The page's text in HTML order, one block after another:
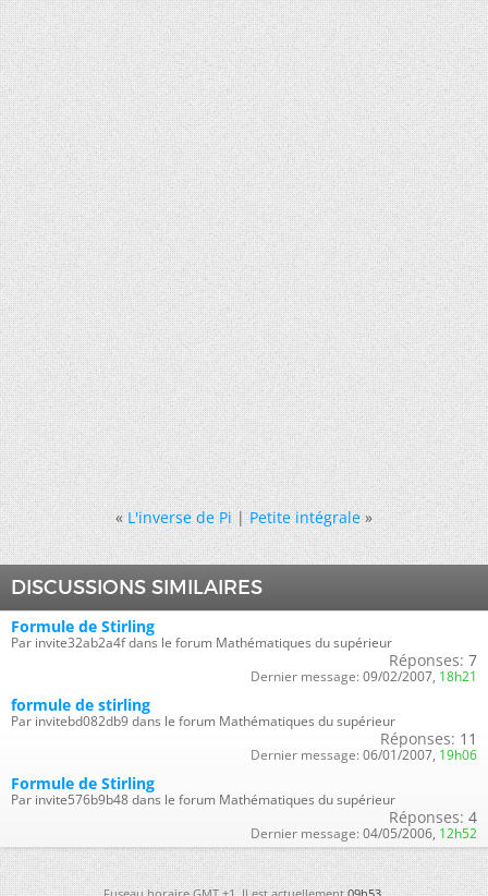
« L'inverse de Pi|Petite intégrale »
DISCUSSIONS SIMILAIRES
Formule de Stirling
Par invite32ab2a4f dans le forum Mathématiques du supérieur
Réponses: 7
Dernier message: 09/02/2007, 18h21
formule de stirling
Par invitebd082db9 dans le forum Mathématiques du supérieur
Réponses: 11
Dernier message: 06/01/2007, 19h06
Formule de Stirling
Par invite576b9b48 dans le forum Mathématiques du supérieur
Réponses: 4
Dernier message: 04/05/2006, 12h52